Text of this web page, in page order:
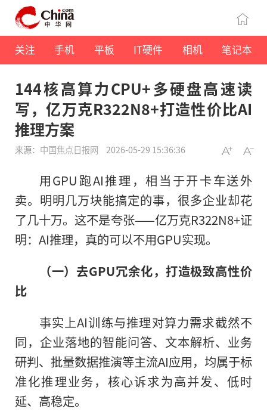
关注 手机 平板 IT硬件 相机 笔记本
144核高算力CPU+多硬盘高速读
写，亿万克R322N8+打造性价比AI
推理方案
来源： 中国焦点日报网 2026-05-29 15:36:36
用GPU跑AI推理，相当于开卡车送外
卖。明明几万块能搞定的事，很多企业却花
了几十万。这不是夸张——亿万克R322N8+证
明：AI推理，真的可以不用GPU实现。
（一） 去GPU冗余化，打造极致高性价
比
事实上AI训练与推理对算力需求截然不
同，企业落地的智能问答、文本解析、业务
研判、批量数据推演等主流AI应用，均属于标
准化推理业务，核心诉求为高并发、低时
延、高稳定。